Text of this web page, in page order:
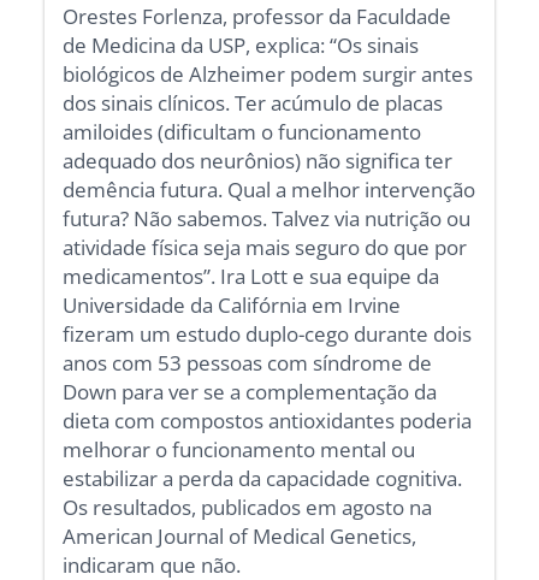
Orestes Forlenza, professor da Faculdade
de Medicina da USP, explica: “Os sinais
biológicos de Alzheimer podem surgir antes
dos sinais clínicos. Ter acúmulo de placas
amiloides (dificultam o funcionamento
adequado dos neurônios) não significa ter
demência futura. Qual a melhor intervenção
futura? Não sabemos. Talvez via nutrição ou
atividade física seja mais seguro do que por
medicamentos”. Ira Lott e sua equipe da
Universidade da Califórnia em Irvine
fizeram um estudo duplo-cego durante dois
anos com 53 pessoas com síndrome de
Down para ver se a complementação da
dieta com compostos antioxidantes poderia
melhorar o funcionamento mental ou
estabilizar a perda da capacidade cognitiva.
Os resultados, publicados em agosto na
American Journal of Medical Genetics,
indicaram que não.